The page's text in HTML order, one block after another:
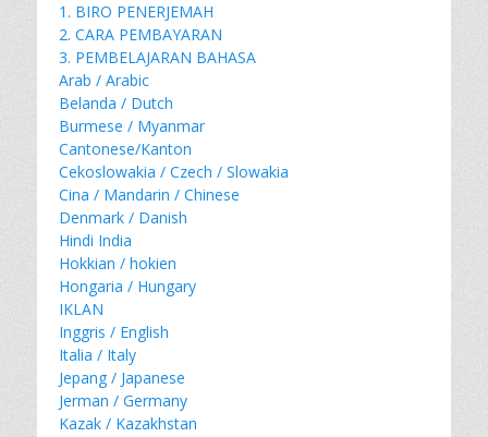
1. BIRO PENERJEMAH
2. CARA PEMBAYARAN
3. PEMBELAJARAN BAHASA
Arab / Arabic
Belanda / Dutch
Burmese / Myanmar
Cantonese/Kanton
Cekoslowakia / Czech / Slowakia
Cina / Mandarin / Chinese
Denmark / Danish
Hindi India
Hokkian / hokien
Hongaria / Hungary
IKLAN
Inggris / English
Italia / Italy
Jepang / Japanese
Jerman / Germany
Kazak / Kazakhstan